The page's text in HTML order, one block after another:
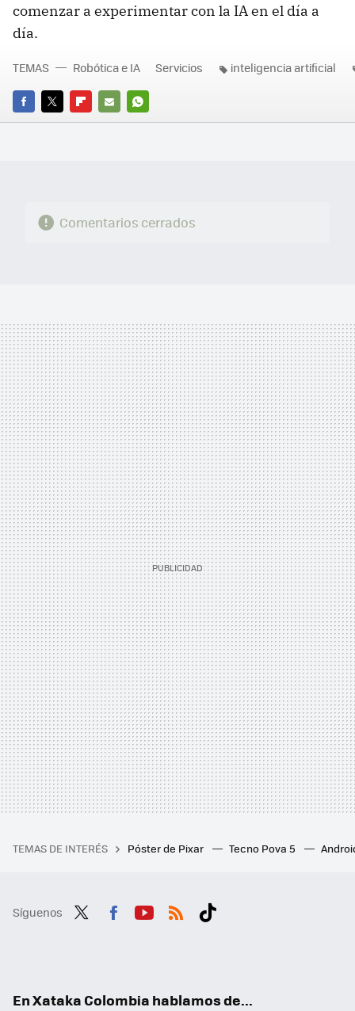
comenzar a experimentar con la IA en el día a
día.
FACEBOOK
TWITTERFLIPBOARD
E-
WHATSAPP
TEMAS Robótica e IA Servicios inteligencia artificial
Comentarios cerrados
TEMAS DE INTERÉS Póster de Pixar Tecno Pova 5
Síguenos
En Xataka Colombia hablamos de...